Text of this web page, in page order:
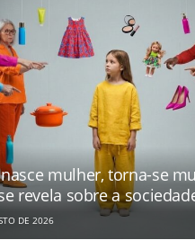
mulher, torna-se
revela sobre a
DE 2026